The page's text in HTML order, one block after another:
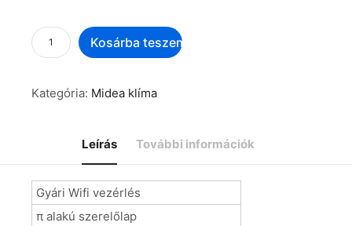
Kosárba teszem
Kategória: Midea klíma
Leírás További információk
Gyári Wifi vezérlés
π alakú szerelőlap